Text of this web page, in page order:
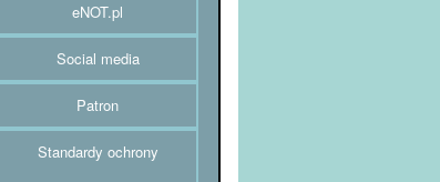
eNOT.pl
Social media
Patron
Standardy ochrony